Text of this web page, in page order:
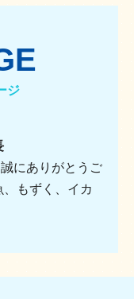
ジ
にありがとうご
もずく、イカ